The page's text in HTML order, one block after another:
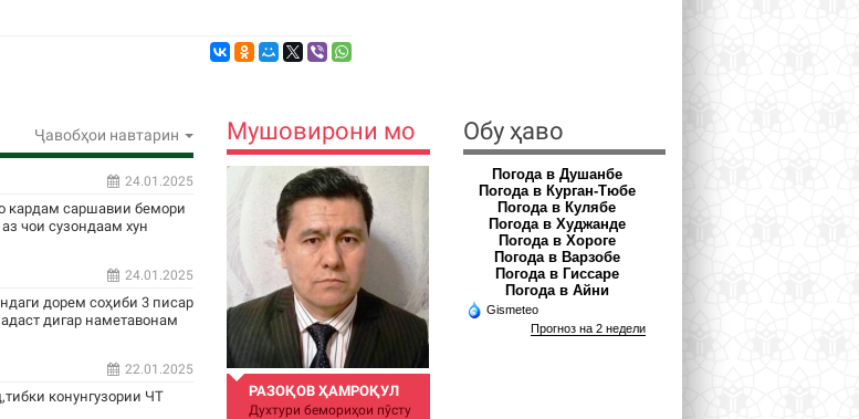
Ҷавобҳои навтарин
24.01.2025
кардам саршавии бемори
чои сузондаам хун
24.01.2025
дорем соҳиби 3 писар
дигар наметавонам
22.01.2025
конунгузории ЧТ
Мушовирони мо
РАЗОҚОВ ҲАМРОҚУЛ
Духтури бемориҳои пӯсту
Обу ҳаво
Погода в Душанбе
Погода в Курган-Тюбе
Погода в Кулябе
Погода в Худжанде
Погода в Хороге
Погода в Варзобе
Погода в Гиссаре
Погода в Айни
Gismeteo
Прогноз на 2 недели